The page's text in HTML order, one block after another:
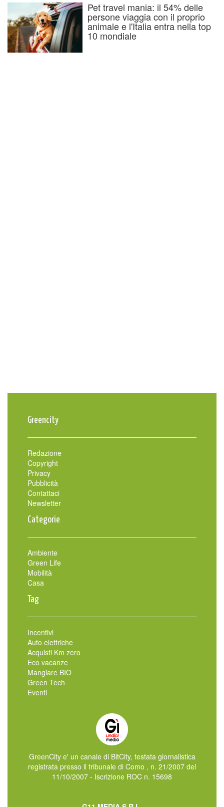
Pet travel mania: il 54% delle
persone viaggia con il proprio
animale e l'Italia entra nella top
10 mondiale
Greencity
Redazione
Copyright
Privacy
Pubblicità
Contattaci
Newsletter
Categorie
Ambiente
Green Life
Mobilità
Casa
Tag
Incentivi
Auto elettriche
Acquisti Km zero
Eco vacanze
Mangiare BIO
Green Tech
Eventi
GreenCity e' un canale di BitCity, testata giornalistica
registrata presso il tribunale di Como , n. 21/2007 del
11/10/2007 - Iscrizione ROC n. 15698